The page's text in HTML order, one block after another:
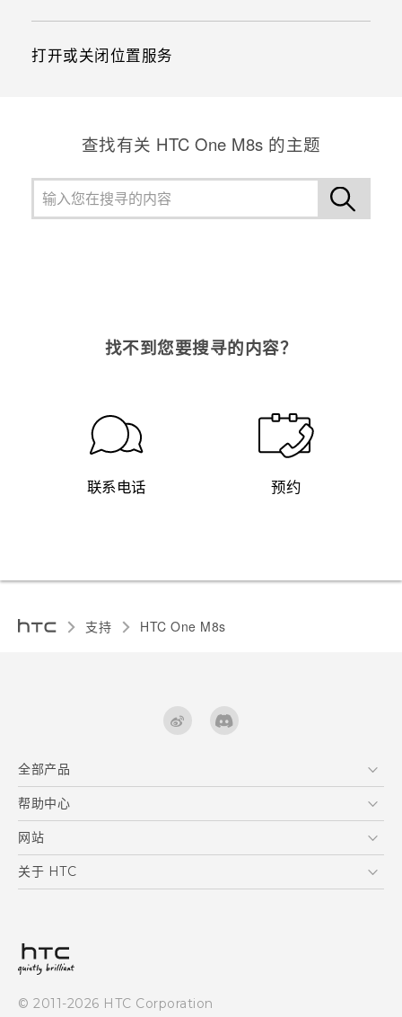
打开或关闭位置服务
查找有关 HTC One M8s 的主题
找不到您要搜寻的内容？
联系电话 预约
支持 HTC One M8s‎
全部产品
区块链智能手机
VIVE
帮助中心
在线客服
支援与服务
产品保固说明
网站
HTC Dev
关于 HTC
投资人
产品安全
© 2011-2026 HTC Corporation